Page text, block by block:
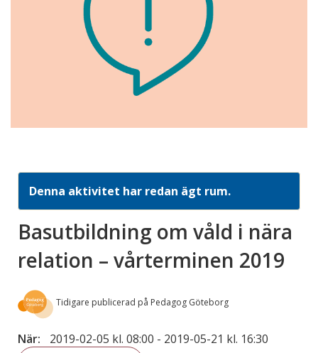
Denna aktivitet har redan ägt rum.
Basutbildning om våld i nära
relation – vårterminen 2019
Tidigare publicerad på Pedagog Göteborg
När: 2019-02-05 kl. 08:00 - 2019-05-21 kl. 16:30